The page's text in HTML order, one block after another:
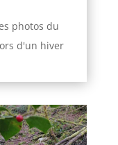
photos du
d'un hiver